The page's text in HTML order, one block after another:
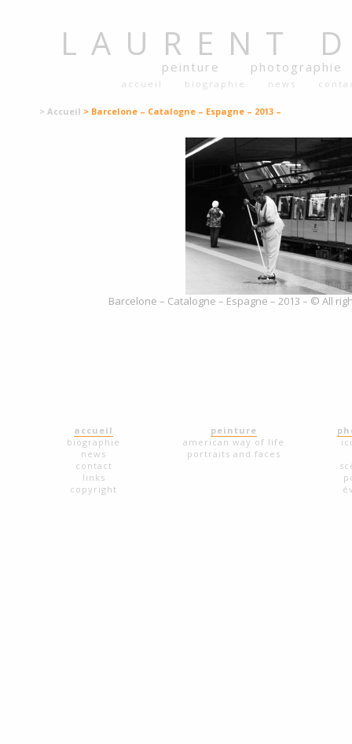
LAURENT
peinture photographie
accueil biographie news
> Accueil > Barcelone – Catalogne – Espagne – 2013 –
Barcelone – Catalogne – Espagne – 2013 – © All
accueil
biographie
news
contact
links
copyright
peinture
american way of life
portraits and faces